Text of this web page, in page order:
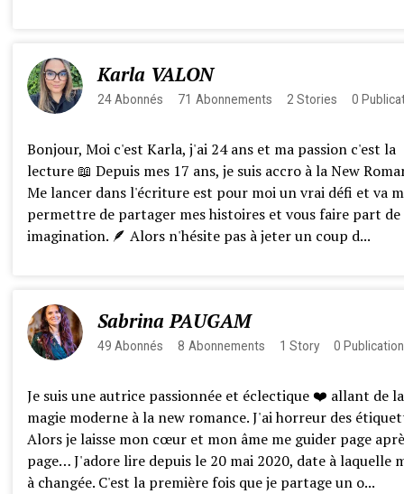
Karla VALON
24 Abonnés 71 Abonnements 2 Stories 0
Bonjour, Moi c'est Karla, j'ai 24 ans et ma passion c'est la
lecture 📖 Depuis mes 17 ans, je suis accro à la New
Me lancer dans l'écriture est pour moi un vrai défi et va
permettre de partager mes histoires et vous faire part
imagination. 🪶 Alors n'hésite pas à jeter un coup d...
Sabrina PAUGAM
49 Abonnés 8 Abonnements 1 Story 0 Publication
Je suis une autrice passionnée et éclectique ❤️ allant de la
magie moderne à la new romance. J'ai horreur des
Alors je laisse mon cœur et mon âme me guider page
page… J'adore lire depuis le 20 mai 2020, date à laquelle
à changée. C'est la première fois que je partage un o...